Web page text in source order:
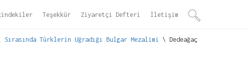
Teşekkür Ziyaretçi Defteri İletişim
Sırasında Türklerin Uğradığı Bulgar Mezalimi \ Dedeağaç